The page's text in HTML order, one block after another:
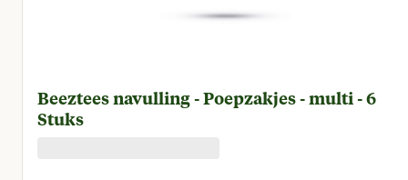
Beeztees navulling - Poepzakjes - multi - 6
Stuks